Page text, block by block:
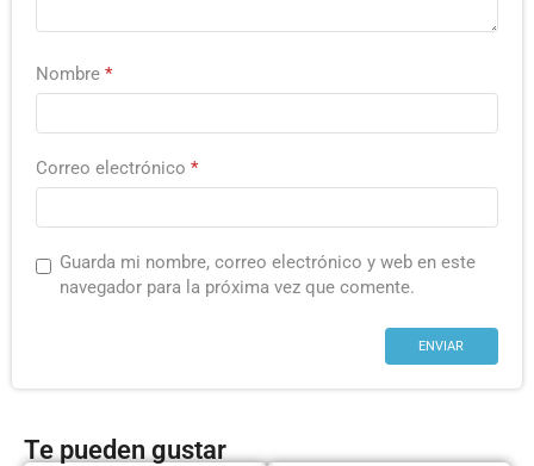
Nombre *
Correo electrónico *
Guarda mi nombre, correo electrónico y web en este
navegador para la próxima vez que comente.
Te pueden gustar